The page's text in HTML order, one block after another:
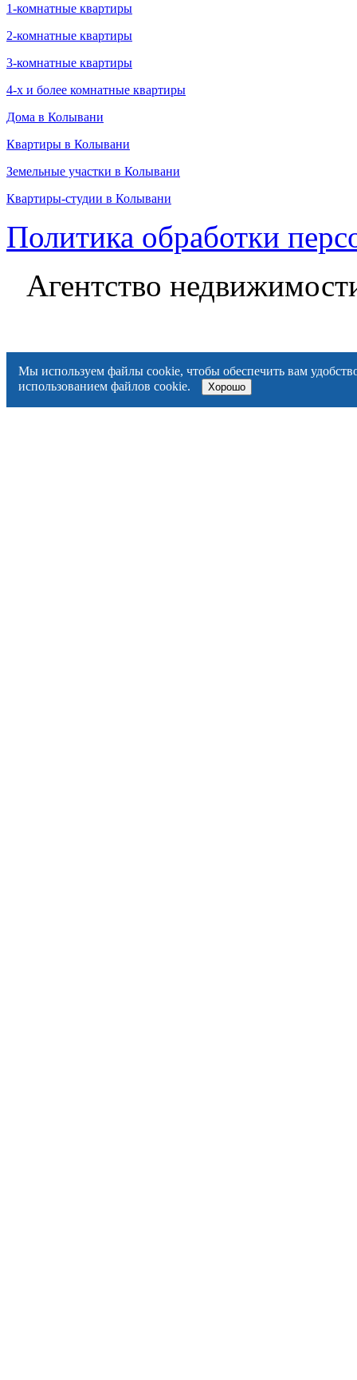
1-комнатные квартиры
2-комнатные квартиры
3-комнатные квартиры
4-х и более комнатные квартиры
Дома в Колывани
Квартиры в Колывани
Земельные участки в Колывани
Квартиры-студии в Колывани
Политика обработки
Агентство
Мы используем файлы cookie, чтобы обеспечить вам
использованием файлов cookie.
Хорошо